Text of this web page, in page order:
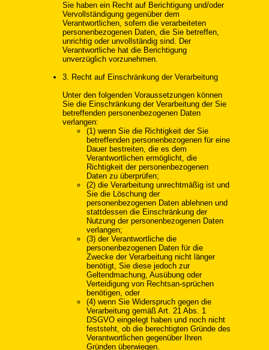
Sie haben ein Recht auf Berichtigung und/oder
Vervollständigung gegenüber dem
Verantwortlichen, sofern die verarbeiteten
personenbezogenen Daten, die Sie betreffen,
unrichtig oder unvollständig sind. Der
Verantwortliche hat die Berichtigung
unverzüglich vorzunehmen.
3. Recht auf Einschränkung der Verarbeitung
Unter den folgenden Voraussetzungen können
Sie die Einschränkung der Verarbeitung der Sie
betreffenden personenbezogenen Daten
verlangen:
(1) wenn Sie die Richtigkeit der Sie
betreffenden personenbezogenen für eine
Dauer bestreiten, die es dem
Verantwortlichen ermöglicht, die
Richtigkeit der personenbezogenen
Daten zu überprüfen;
(2) die Verarbeitung unrechtmäßig ist und
Sie die Löschung der
personenbezogenen Daten ablehnen und
stattdessen die Einschränkung der
Nutzung der personenbezogenen Daten
verlangen;
(3) der Verantwortliche die
personenbezogenen Daten für die
Zwecke der Verarbeitung nicht länger
benötigt, Sie diese jedoch zur
Geltendmachung, Ausübung oder
Verteidigung von Rechtsan-sprüchen
benötigen, oder
(4) wenn Sie Widerspruch gegen die
Verarbeitung gemäß Art. 21 Abs. 1
DSGVO eingelegt haben und noch nicht
feststeht, ob die berechtigten Gründe des
Verantwortlichen gegenüber Ihren
Gründen überwiegen.